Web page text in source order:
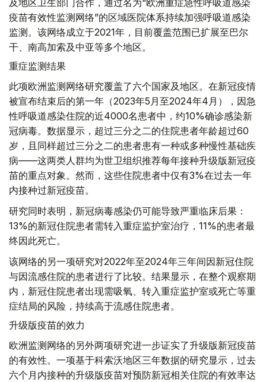
及地区卫生部门合作，通过名为“欧洲重症急性呼吸道感染
疫苗有效性监测网络”的区域医院体系持续加强呼吸道感染
监测。该网络成立于2021年，目前覆盖范围已扩展至巴尔
干、南高加索及中亚等多个地区。
重症监测结果
此项欧洲监测网络研究覆盖了六个国家及地区。在新冠疫情
被宣布结束后的第一年（2023年5月至2024年4月），因急
性呼吸道感染住院的近4000名患者中，约10%确诊感染新
冠病毒。数据显示，超过三分之二的住院患者年龄超过60
岁，且同样超过三分之二的患者患有一种或多种慢性基础疾
病——这两类人群均为世卫组织推荐每年接种升级版新冠疫
苗的重点对象。然而，这些住院患者中仅有3%在过去一年
内接种过新冠疫苗。
研究同时表明，新冠病毒感染仍可能导致严重临床后果：
13%的新冠住院患者需转入重症监护室治疗，11%的患者最
终因此死亡。
该网络的另一项研究对2022年至2024年三年间因新冠住院
与因流感住院的患者进行了比较。结果显示，在整个观察期
内，新冠住院患者出现需吸氧、转入重症监护室或死亡等重
症结局的风险，持续高于流感住院患者。
升级版疫苗的效力
欧洲监测网络的另外两项研究进一步证实了升级版新冠疫苗
的有效性。一项基于科索沃地区三年数据的研究显示，过去
六个月内接种的升级版疫苗对预防新冠相关住院的有效率达